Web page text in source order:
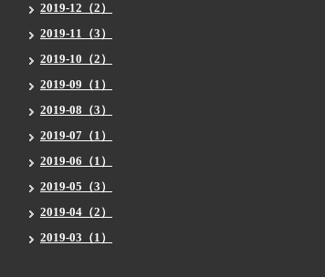
2019-12（2）
2019-11（3）
2019-10（2）
2019-09（1）
2019-08（3）
2019-07（1）
2019-06（1）
2019-05（3）
2019-04（2）
2019-03（1）